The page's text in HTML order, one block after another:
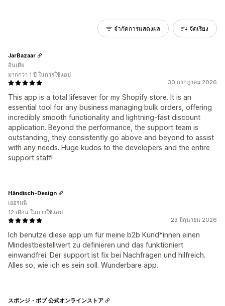
จำกัดการแสดงผล จัดเรียง
30 กรกฎาคม 2026
This app is a total lifesaver for my Shopify store. It is an
essential tool for any business managing bulk orders, offering
incredibly smooth functionality and lightning-fast discount
application. Beyond the performance, the support team is
outstanding, they consistently go above and beyond to assist
with any needs. Huge kudos to the developers and the entire
support staff!
JarBazaar
อินเดีย
มากกว่า 1 ปี ในการใช้แอป
23 มิถุนายน 2026
Ich benutze diese app um für meine b2b Kund*innen einen
Mindestbestellwert zu definieren und das funktioniert
einwandfrei. Der support ist fix bei Nachfragen und hilfreich.
Alles so, wie ich es sein soll. Wunderbare app.
Händisch-Design
เยอรมนี
12 เดือน ในการใช้แอป
スポンジ・ボブ 公式オンラインストア